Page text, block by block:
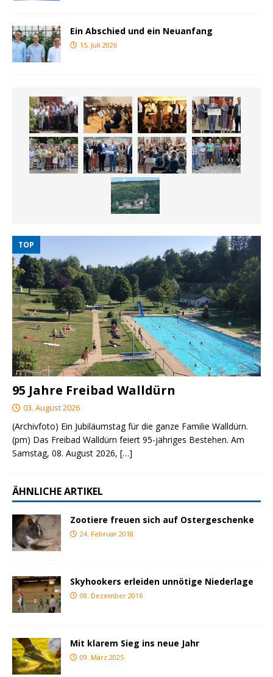
Ein Abschied und ein Neuanfang
15. Juli 2026
TOP
95 Jahre Freibad Walldürn
03. August 2026
(Archivfoto) Ein Jubiläumstag für die ganze Familie Walldürn.
(pm) Das Freibad Walldürn feiert 95-jähriges Bestehen. Am
Samstag, 08. August 2026, […]
ÄHNLICHE ARTIKEL
Zootiere freuen sich auf Ostergeschenke
24. Februar 2018
Skyhookers erleiden unnötige Niederlage
08. Dezember 2016
Mit klarem Sieg ins neue Jahr
09. März 2025